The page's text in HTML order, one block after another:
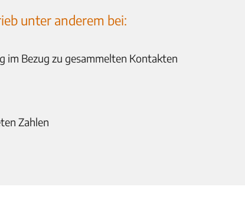
unter anderem bei:
im Bezug zu gesammelten Kontakten
Zahlen